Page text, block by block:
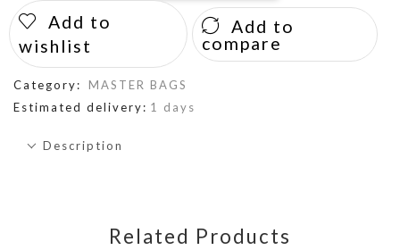
Add to
wishlist
Add to
compare
Category:
MASTER BAGS
Estimated delivery: 1 days
Description
Related Products